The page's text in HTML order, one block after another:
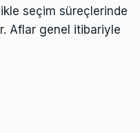
seçim süreçlerinde
Aflar genel itibariyle